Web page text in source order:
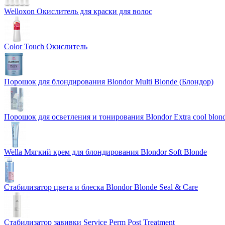
Welloxon Окислитель для краски для волос
Color Touch Окислитель
Порошок для блондирования Blondor Multi Blonde (Блондор)
Порошок для осветления и тонирования Blondor Extra cool
Wella Мягкий крем для блондирования Blondor Soft Blonde
Стабилизатор цвета и блеска Blondor Blonde Seal & Care
Стабилизатор завивки Service Perm Post Treatment